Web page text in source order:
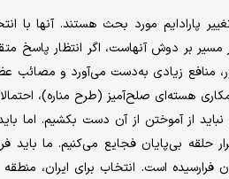
پارادایم مورد بحث هستند. آنها با
بر دوش آنهاست، اگر انتظار پاسخ
منافع زیادی به‌دست می‌آورد و مصائب
هسته‌ای صلح‌آمیز (طرح مناره)،
از آموختن از آن دست بکشیم. اما
بی‌پایان فجایع می‌کنیم. ما باید
فرارسیده است. انتخاب برای ایران،